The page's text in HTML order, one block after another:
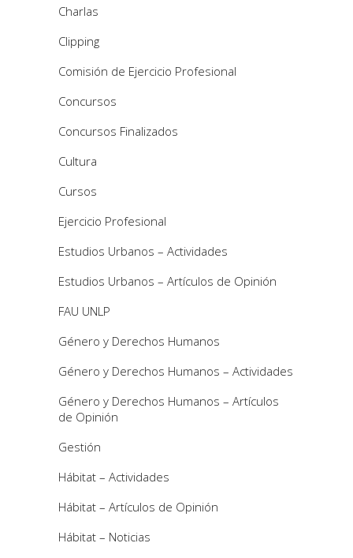
Charlas
Clipping
Comisión de Ejercicio Profesional
Concursos
Concursos Finalizados
Cultura
Cursos
Ejercicio Profesional
Estudios Urbanos – Actividades
Estudios Urbanos – Artículos de Opinión
FAU UNLP
Género y Derechos Humanos
Género y Derechos Humanos – Actividades
Género y Derechos Humanos – Artículos
de Opinión
Gestión
Hábitat – Actividades
Hábitat – Artículos de Opinión
Hábitat – Noticias